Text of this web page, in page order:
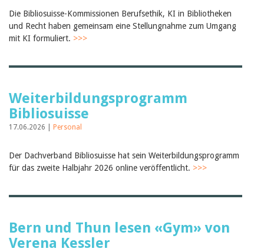
Die Bibliosuisse-Kommissionen Berufsethik, KI in Bibliotheken
und Recht haben gemeinsam eine Stellungnahme zum Umgang
mit KI formuliert. >>>
Weiterbildungsprogramm
Bibliosuisse
17.06.2026 | Personal
Der Dachverband Bibliosuisse hat sein Weiterbildungsprogramm
für das zweite Halbjahr 2026 online veröffentlicht. >>>
Bern und Thun lesen «Gym» von
Verena Kessler